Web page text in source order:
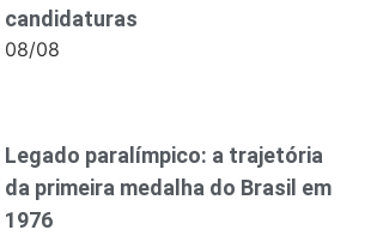
candidaturas
08/08
Legado paralímpico: a trajetória
da primeira medalha do Brasil em
1976